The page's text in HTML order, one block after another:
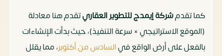
كما تقدمشركة إيمدج للتطوير العقاريتقدم هنا معادلة
(الموقع الاستراتيجي × سرعة التنفيذ)، حيث بدأت الإنشاءات
بالفعل على أرض الواقع فيالسادس من أكتوبر، مما يقلل